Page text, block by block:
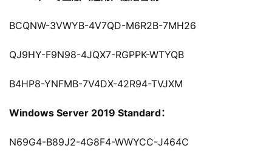
BCQNW-3VWYB-4V7QD-M6R2B-7MH26
QJ9HY-F9N98-4JQX7-RGPPK-WTYQB
B4HP8-YNFMB-7V4DX-42R94-TVJXM
Windows Server 2019 Standard：
N69G4-B89J2-4G8F4-WWYCC-J464C